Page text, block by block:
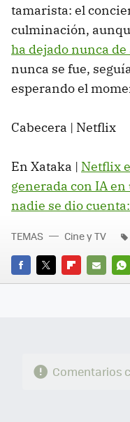
tamarista: el
culminación,
ha dejado nunca de
nunca se fue,
esperando el
Cabecera | Netflix
En Xataka | Netflix
generada con IA
nadie se dio
FACEBOOK
TWITTERFLIPBOARD
E-
TEMAS Cine y TV
Comentarios